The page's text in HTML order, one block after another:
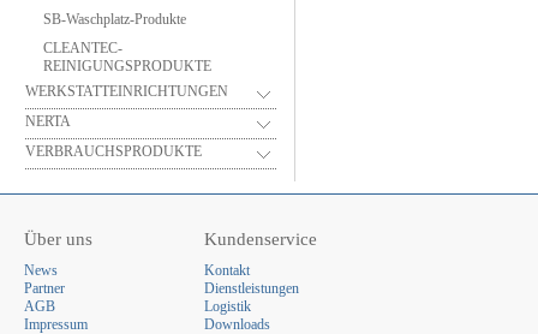
SB-Waschplatz-Produkte
CLEANTEC-
REINIGUNGSPRODUKTE
WERKSTATTEINRICHTUNGEN
NERTA
VERBRAUCHSPRODUKTE
Über uns
News
Partner
AGB
Impressum
Kundenservice
Kontakt
Dienstleistungen
Logistik
Downloads